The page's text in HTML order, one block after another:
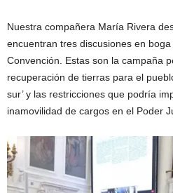
Nuestra compañera María Rivera
encuentran tres discusiones en
Convención. Estas son la campaña
recuperación de tierras para el
sur’ y las restricciones que podría
inamovilidad de cargos en el Poder